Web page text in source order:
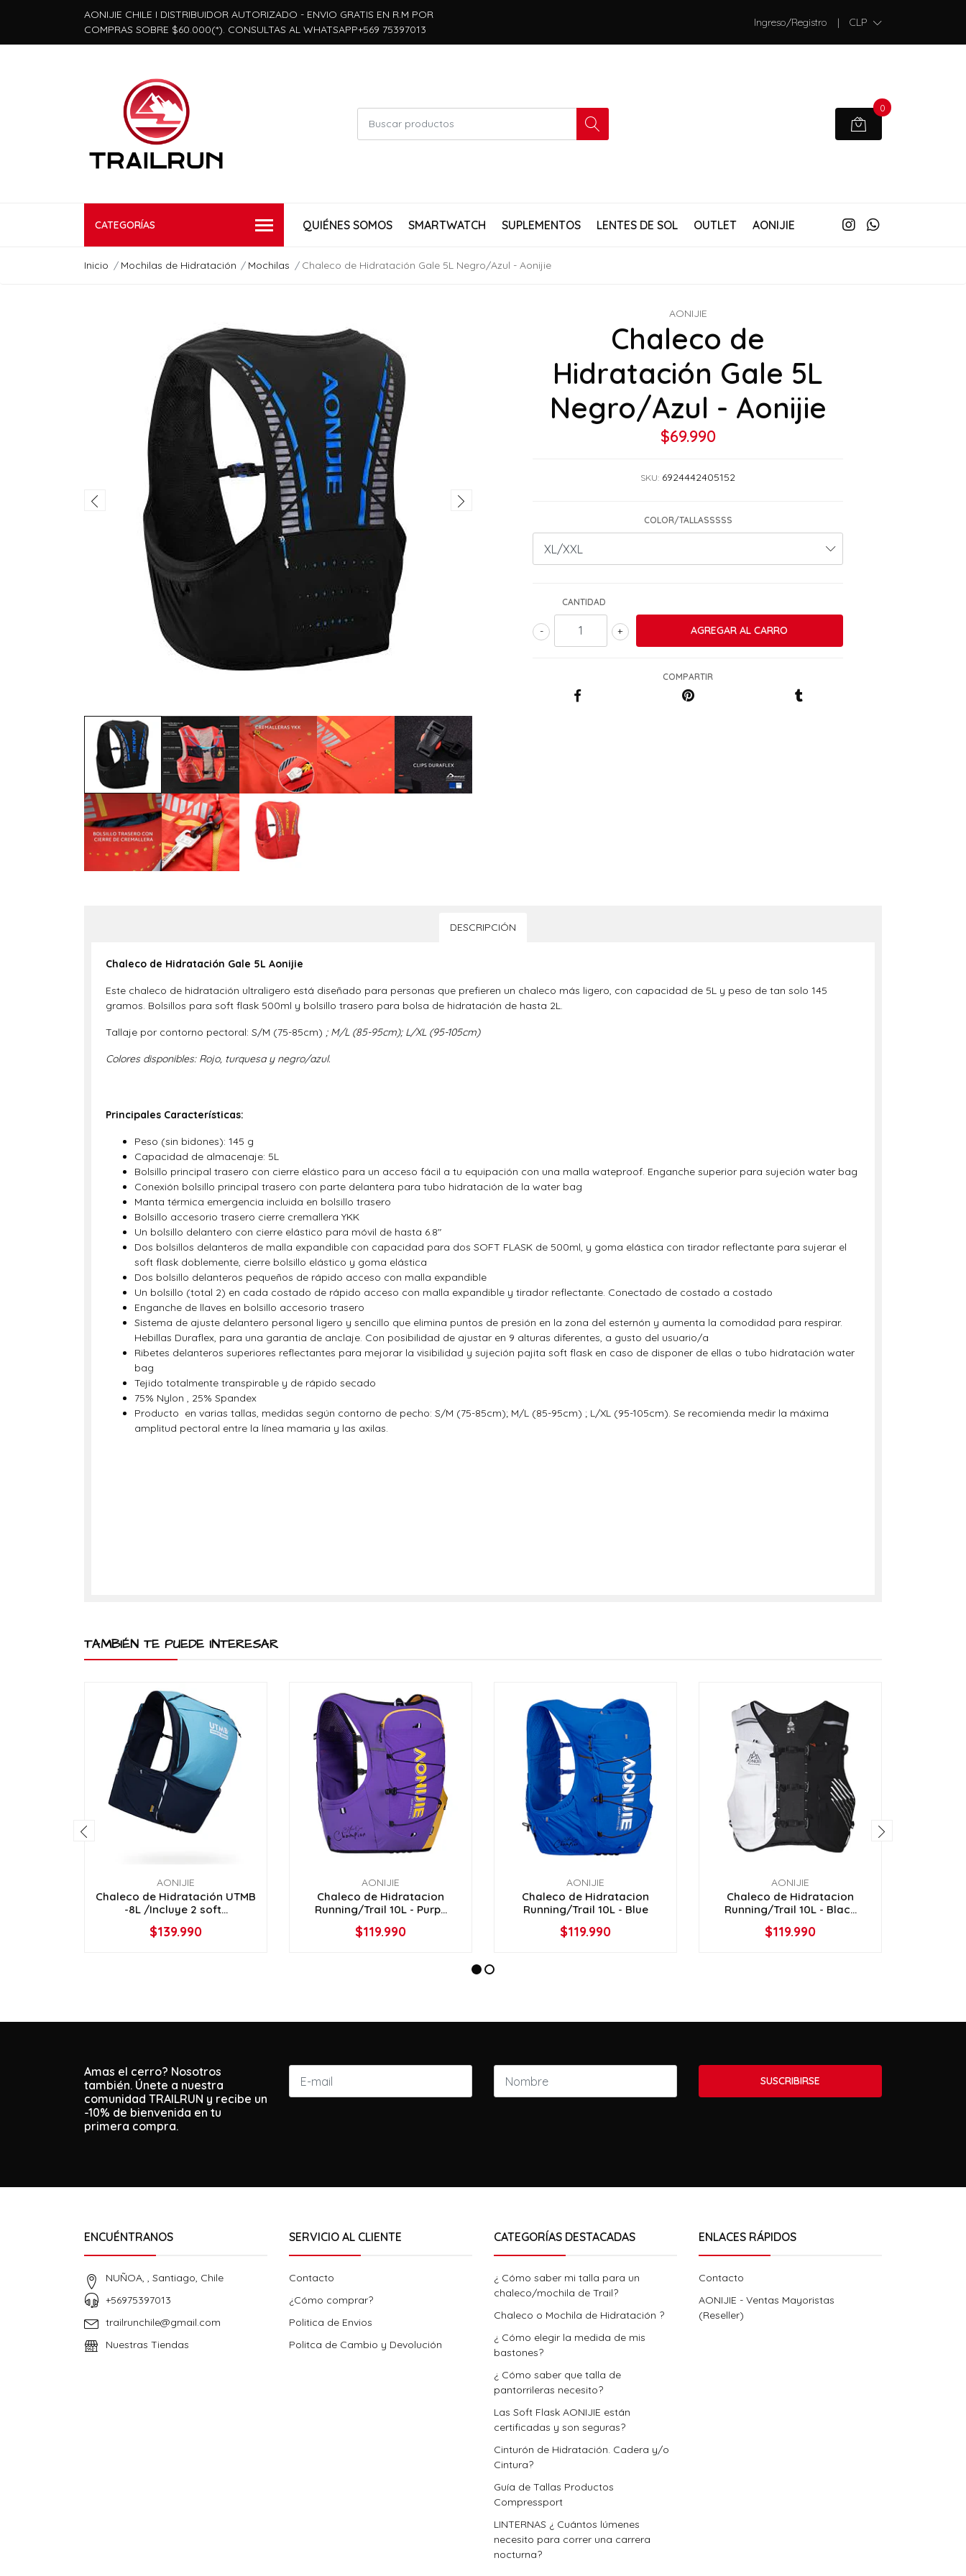
AONIJIE CHILE I DISTRIBUIDOR AUTORIZADO - ENVIO GRATIS EN R.M POR
COMPRAS SOBRE $60.000(*). CONSULTAS AL WHATSAPP+569 75397013
Ingreso/Registro | CLP
0
CATEGORÍAS QUIÉNES SOMOS SMARTWATCH SUPLEMENTOS LENTES DE SOL OUTLET AONIJIE
Inicio Mochilas de Hidratación Mochilas Chaleco de Hidratación Gale 5L Negro/Azul - Aonijie
AONIJIE
Chaleco de
Hidratación Gale 5L
Negro/Azul - Aonijie
$69.990
SKU: 6924442405152
COLOR/TALLASSSSS
CANTIDAD
+
-
COMPARTIR
DESCRIPCIÓN
Chaleco de Hidratación Gale 5L Aonijie
Este chaleco de hidratación ultraligero está diseñado para personas que prefieren un chaleco más ligero, con capacidad de 5L y peso de tan solo 145
gramos. Bolsillos para soft flask 500ml y bolsillo trasero para bolsa de hidratación de hasta 2L.
Tallaje por contorno pectoral: S/M (75-85cm) ; M/L (85-95cm); L/XL (95-105cm)
Colores disponibles: Rojo, turquesa y negro/azul.
Principales Características:
Peso (sin bidones): 145 g
Capacidad de almacenaje: 5L
Bolsillo principal trasero con cierre elástico para un acceso fácil a tu equipación con una malla wateproof. Enganche superior para sujeción water bag
Conexión bolsillo principal trasero con parte delantera para tubo hidratación de la water bag
Manta térmica emergencia incluida en bolsillo trasero
Bolsillo accesorio trasero cierre cremallera YKK
Un bolsillo delantero con cierre elástico para móvil de hasta 6.8"
Dos bolsillos delanteros de malla expandible con capacidad para dos SOFT FLASK de 500ml, y goma elástica con tirador reflectante para sujerar el
soft flask doblemente, cierre bolsillo elástico y goma elástica
Dos bolsillo delanteros pequeños de rápido acceso con malla expandible
Un bolsillo (total 2) en cada costado de rápido acceso con malla expandible y tirador reflectante. Conectado de costado a costado
Enganche de llaves en bolsillo accesorio trasero
Sistema de ajuste delantero personal ligero y sencillo que elimina puntos de presión en la zona del esternón y aumenta la comodidad para respirar.
Hebillas Duraflex, para una garantia de anclaje. Con posibilidad de ajustar en 9 alturas diferentes, a gusto del usuario/a
Ribetes delanteros superiores reflectantes para mejorar la visibilidad y sujeción pajita soft flask en caso de disponer de ellas o tubo hidratación water
bag
Tejido totalmente transpirable y de rápido secado
75% Nylon , 25% Spandex
Producto en varias tallas, medidas según contorno de pecho: S/M (75-85cm); M/L (85-95cm) ; L/XL (95-105cm). Se recomienda medir la máxima
amplitud pectoral entre la línea mamaria y las axilas.
TAMBIÉN TE PUEDE INTERESAR
AONIJIE
Chaleco de Hidratación UTMB
-8L /Incluye 2 soft...
VER OPCIONES
$139.990
AONIJIE
Chaleco de Hidratacion
Running/Trail 10L - Purp...
VER OPCIONES
$119.990
AONIJIE
Chaleco de Hidratacion
Running/Trail 10L - Blue
VER OPCIONES
$119.990
AONIJIE
Chaleco de Hidratacion
Running/Trail 10L - Blac...
VER OPCIONES
$119.990
Amas el cerro? Nosotros
también. Únete a nuestra
comunidad TRAILRUN y recibe un
-10% de bienvenida en tu
primera compra.
SUSCRIBIRSE
ENCUÉNTRANOS
NUÑOA, , Santiago, Chile
+56975397013
trailrunchile@gmail.com
Nuestras Tiendas
SERVICIO AL CLIENTE
Contacto
¿Cómo comprar?
Politica de Envios
Politca de Cambio y Devolución
CATEGORÍAS DESTACADAS
¿ Cómo saber mi talla para un
chaleco/mochila de Trail?
Chaleco o Mochila de Hidratación ?
¿ Cómo elegir la medida de mis
bastones?
¿ Cómo saber que talla de
pantorrileras necesito?
Las Soft Flask AONIJIE están
certificadas y son seguras?
Cinturón de Hidratación. Cadera y/o
Cintura?
Guía de Tallas Productos
Compressport
LINTERNAS ¿ Cuántos lúmenes
necesito para correr una carrera
nocturna?
ENLACES RÁPIDOS
Contacto
AONIJIE - Ventas Mayoristas
(Reseller)